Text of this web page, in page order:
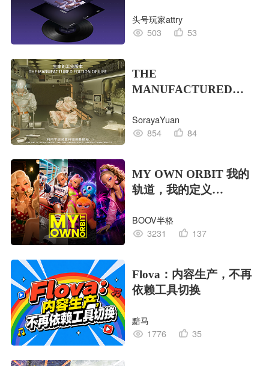
头号玩家attry
503
53
THE
MANUFACTURED
的工业版本
SorayaYuan
854
84
MY OWN ORBIT 我的
轨道，我的定义
对
BOOV半格
3231
137
Flova：内容生产，不再
依赖工具切换
黯马
1776
35